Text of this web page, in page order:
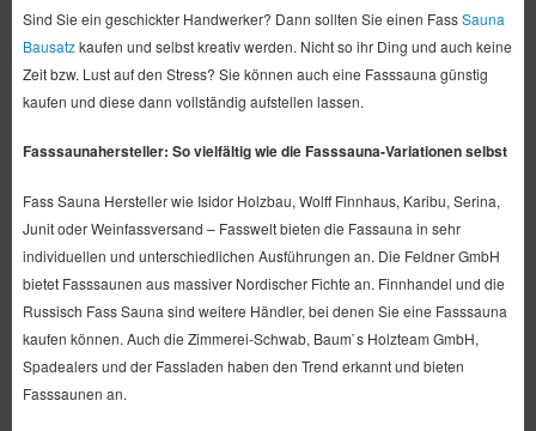
Sind Sie ein geschickter Handwerker? Dann sollten Sie einen FassSauna
Bausatzkaufen und selbst kreativ werden. Nicht so ihr Ding und auch keine
Zeit bzw. Lust auf den Stress? Sie können auch eine Fasssauna günstig
kaufen und diese dann vollständig aufstellen lassen.
Fasssaunahersteller: So vielfältig wie die Fasssauna-Variationen selbst
Fass Sauna Hersteller wie Isidor Holzbau, Wolff Finnhaus, Karibu, Serina,
Junit oder Weinfassversand – Fasswelt bieten die Fassauna in sehr
individuellen und unterschiedlichen Ausführungen an. Die Feldner GmbH
bietet Fasssaunen aus massiver Nordischer Fichte an. Finnhandel und die
Russisch Fass Sauna sind weitere Händler, bei denen Sie eine Fasssauna
kaufen können. Auch die Zimmerei-Schwab, Baum`s Holzteam GmbH,
Spadealers und der Fassladen haben den Trend erkannt und bieten
Fasssaunen an.